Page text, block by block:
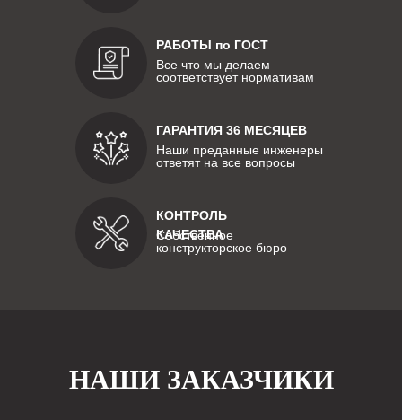
РАБОТЫ по ГОСТ
Все что мы делаем
соответствует нормативам
КОНТРОЛЬ
КАЧЕСТВА
Собственное
конструкторское бюро
ГАРАНТИЯ 36 МЕСЯЦЕВ
Наши преданные инженеры
ответят на все вопросы
НАШИ ЗАКАЗЧИКИ